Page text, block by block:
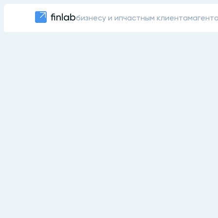
бизнесу и ипчастным клиентам